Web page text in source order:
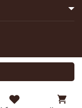
и снаряжения–